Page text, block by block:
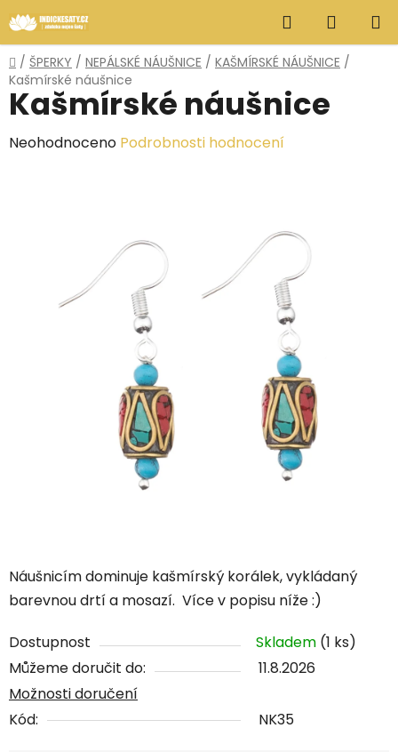
na
obsah
Hledat
KOŠÍK
Domů
/ ŠPERKY / NEPÁLSKÉ NÁUŠNICE / KAŠMÍRSKÉ NÁUŠNICE /
Kašmírské náušnice
Náušnicím dominuje kašmírský korálek, vykládaný
barevnou drtí a mosazí. Více v popisu níže :)
Dostupnost Skladem (1 ks)
Můžeme doručit do:
11.8.2026
Možnosti doručení
Kód:
NK35
Kašmírské náušnice
Průměrné
hvězdiček.
Neohodnoceno Podrobnosti hodnocení